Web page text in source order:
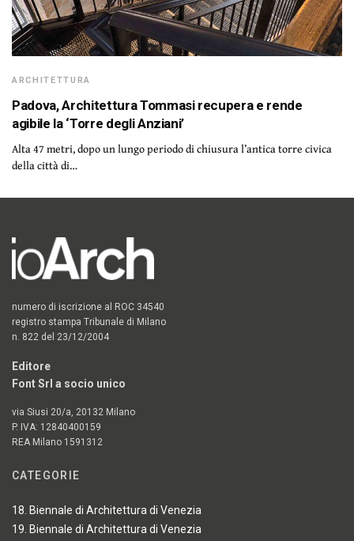
ARCHITETTURA
Padova, Architettura Tommasi recupera e rende
agibile la ‘Torre degli Anziani’
Alta 47 metri, dopo un lungo periodo di chiusura l’antica torre civica
della città di…
numero di iscrizione al ROC 34540
registro stampa Tribunale di Milano
n. 822 del 23/12/2004
Editore
Font Srl a socio unico
via Siusi 20/a, 20132 Milano
P. IVA: 12840400159
REA Milano 1591312
CATEGORIE
18. Biennale di Architettura di Venezia
19. Biennale di Architettura di Venezia